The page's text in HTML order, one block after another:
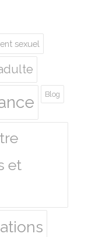
sexuel
Blog
et